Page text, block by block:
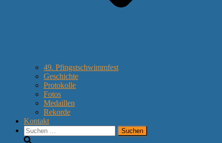
49. Pfingstschwimmfest
Geschichte
Protokolle
Fotos
Medaillen
Rekorde
Kontakt
Suchen
nach: